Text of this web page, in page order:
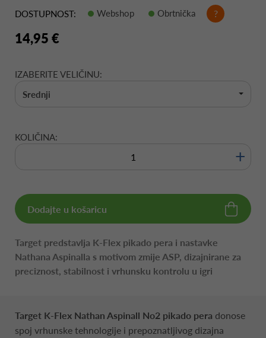
DOSTUPNOST:
Webshop Obrtnička ?
14,95 €
IZABERITE VELIČINU:
Srednji
KOLIČINA:
+
Dodajte u košaricu
Target predstavlja K-Flex pikado pera i nastavke
Nathana Aspinalla s motivom zmije ASP, dizajnirane za
preciznost, stabilnost i vrhunsku kontrolu u igri
Target K-Flex Nathan Aspinall No2 pikado pera donose
spoj vrhunske tehnologije i prepoznatljivog dizajna